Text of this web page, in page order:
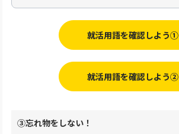
就活用語を確認しよう①
就活用語を確認しよう②
③忘れ物をしない！